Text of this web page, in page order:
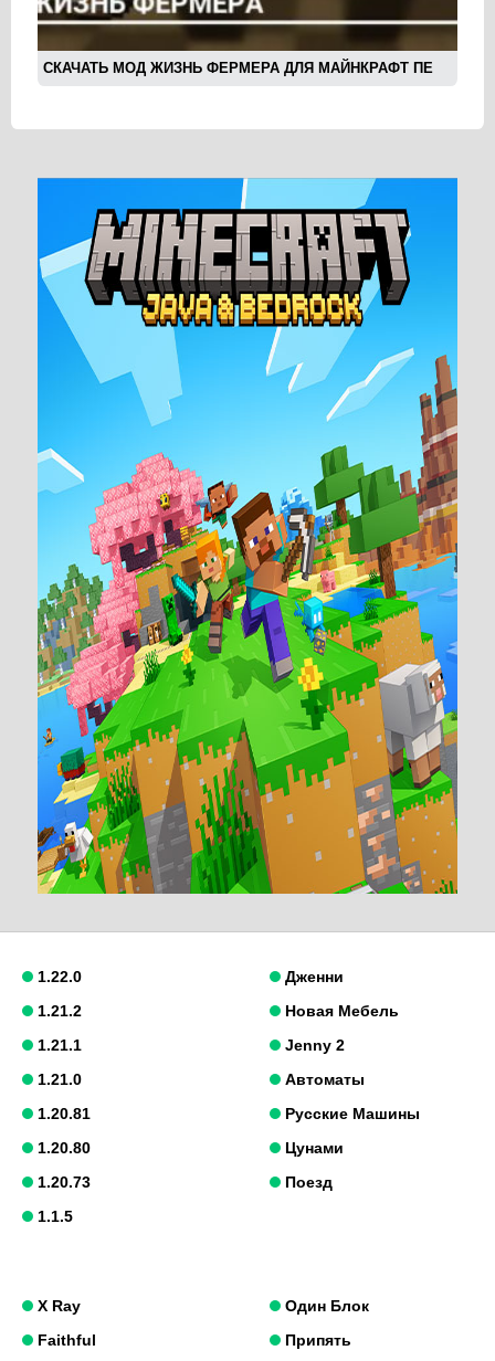
СКАЧАТЬ МОД ЖИЗНЬ ФЕРМЕРА ДЛЯ МАЙНКРАФТ ПЕ
1.22.0
1.21.2
1.21.1
1.21.0
1.20.81
1.20.80
1.20.73
1.1.5
Дженни
Новая Мебель
Jenny 2
Автоматы
Русские Машины
Цунами
Поезд
X Ray
Faithful
Один Блок
Припять